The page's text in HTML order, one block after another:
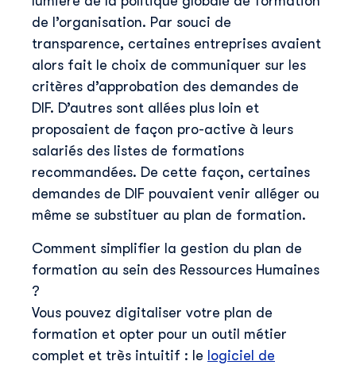
Découvrir
Prénom*
Nom*
E-mail professionnel *
Téléphone*
Skillup utilise vos informations pour vous
contenu pertinent sur nos produits et services.
pouvez vous désinscrire à tout moment. Pour
de l’organisation. Par souci de
transparence, certaines entreprises avaient
alors fait le choix de communiquer sur les
critères d’approbation des demandes de
DIF. D’autres sont allées plus loin et
proposaient de façon pro-active à leurs
salariés des listes de formations
recommandées. De cette façon, certaines
demandes de DIF pouvaient venir alléger ou
même se substituer au plan de formation.
Comment simplifier la gestion du plan de
formation au sein des Ressources Humaines
?
Vous pouvez digitaliser votre plan de
formation et opter pour un outil métier
complet et très intuitif : le logiciel de